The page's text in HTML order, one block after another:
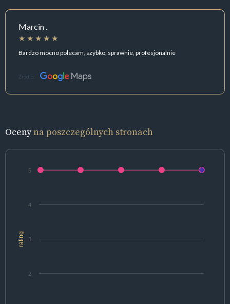
Marcin .
Bardzo mocno polecam, szybko, sprawnie, profesjonalnie
Źródło:
Ocenyna poszczególnych stronach
rating
2
3
4
5